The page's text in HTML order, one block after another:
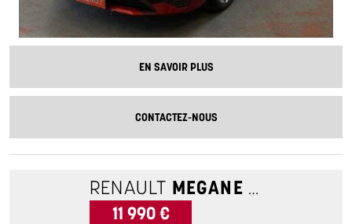
EN SAVOIR PLUS
CONTACTEZ-NOUS
RENAULT MEGANE 4
11 990 €